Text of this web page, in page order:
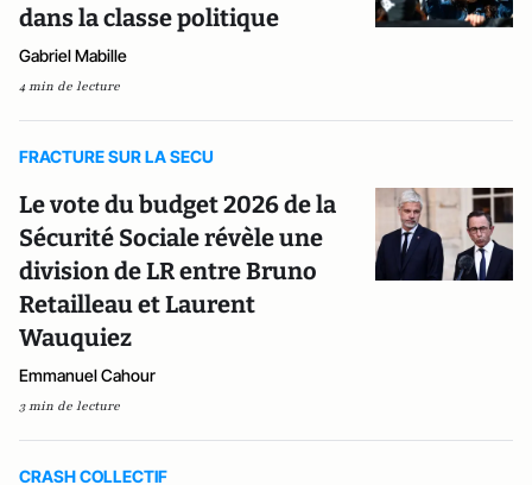
dans la classe politique
Gabriel Mabille
4 min de lecture
FRACTURE SUR LA SECU
Le vote du budget 2026 de la
Sécurité Sociale révèle une
division de LR entre Bruno
Retailleau et Laurent
Wauquiez
Emmanuel Cahour
3 min de lecture
CRASH COLLECTIF